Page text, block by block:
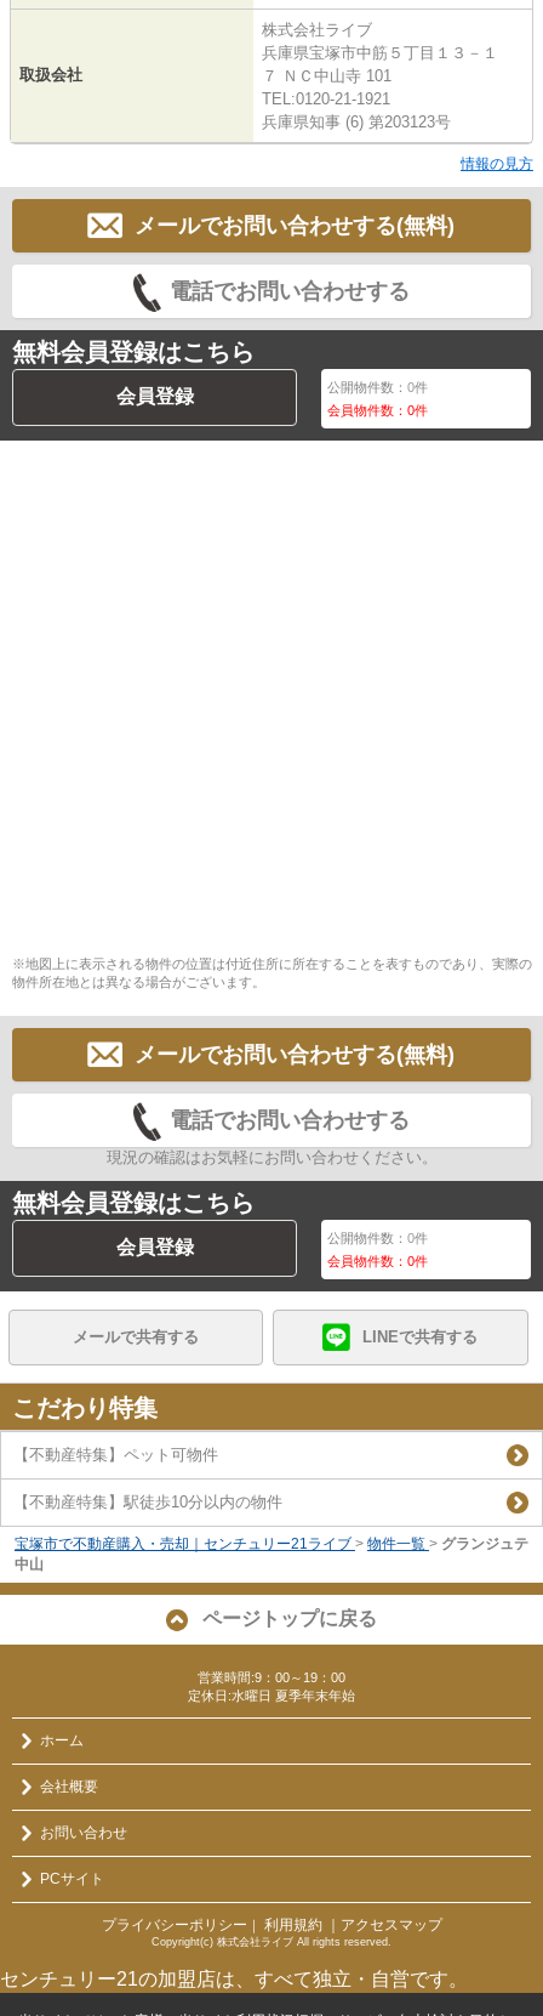
取扱会社
株式会社ライブ
兵庫県宝塚市中筋５丁目１３－１
７ ＮＣ中山寺 101
TEL:0120-21-1921
兵庫県知事 (6) 第203123号
情報の見方
メールでお問い合わせする(無料)
電話でお問い合わせする
無料会員登録はこちら
会員登録 公開物件数：0件
会員物件数：0件
※地図上に表示される物件の位置は付近住所に所在することを表すものであり、実際の
物件所在地とは異なる場合がございます。
メールでお問い合わせする(無料)
電話でお問い合わせする
現況の確認はお気軽にお問い合わせください。
無料会員登録はこちら
会員登録 公開物件数：0件
会員物件数：0件
メールで共有する LINEで共有する
こだわり特集
【不動産特集】ペット可物件
【不動産特集】駅徒歩10分以内の物件
宝塚市で不動産購入・売却｜センチュリー21ライブ > 物件一覧 > グランジュテ
中山
ページトップに戻る
営業時間:9：00～19：00
定休日:水曜日 夏季年末年始
ホーム
会社概要
お問い合わせ
PCサイト
プライバシーポリシー 利用規約 ｜アクセスマップ
Copyright(c) 株式会社ライブ All rights reserved.
センチュリー21の加盟店は、すべて独立・自営です。